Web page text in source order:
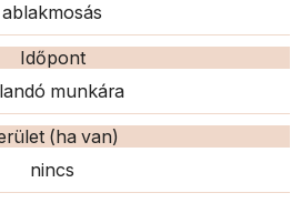
ablakmosás
Időpont
munkára
(ha van)
nincs